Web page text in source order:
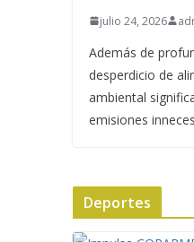
julio 24, 2026
Además de
desperdicio de
ambiental
emisiones
Deportes